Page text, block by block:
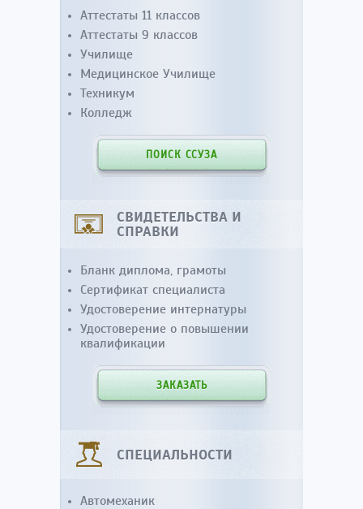
Аттестаты 11 классов
Аттестаты 9 классов
Училище
Медицинское Училище
Техникум
Колледж
ПОИСК ССУЗА
СВИДЕТЕЛЬСТВА И
СПРАВКИ
Бланк диплома, грамоты
Сертификат специалиста
Удостоверение интернатуры
Удостоверение о повышении
квалификации
ЗАКАЗАТЬ
СПЕЦИАЛЬНОСТИ
Автомеханик